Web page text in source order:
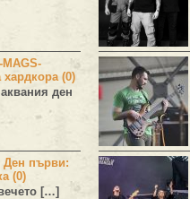
MAGS-
хардкора (0)
ден
Ден първи:
(0)
[…]